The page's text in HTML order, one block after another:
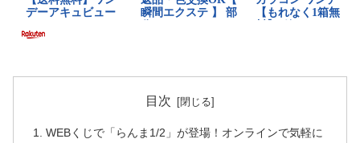
目次
WEBくじで「らんま1/2」が登場！オンラインで気軽に